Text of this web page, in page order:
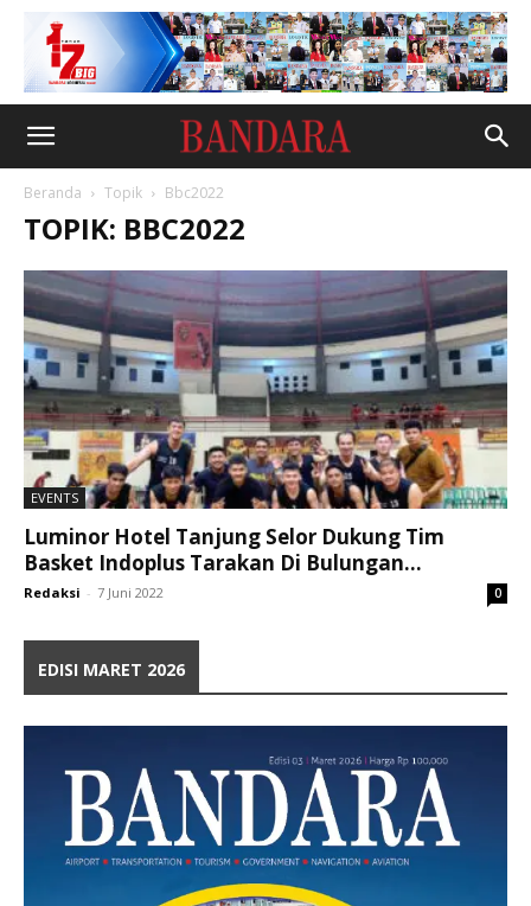
Beranda Topik Bbc2022
TOPIK: BBC2022
EVENTS
Luminor Hotel Tanjung Selor Dukung Tim
Basket Indoplus Tarakan Di Bulungan...
Redaksi - 7 Juni 2022 0
EDISI MARET 2026